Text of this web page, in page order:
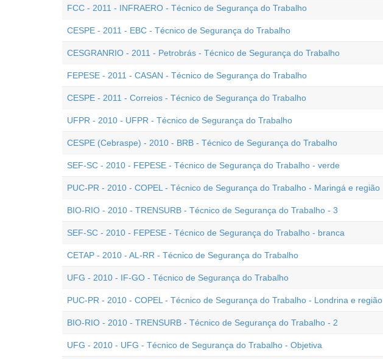
FCC - 2011 - INFRAERO - Técnico de Segurança do Trabalho
CESPE - 2011 - EBC - Técnico de Segurança do Trabalho
CESGRANRIO - 2011 - Petrobrás - Técnico de Segurança do Trabalho
FEPESE - 2011 - CASAN - Técnico de Segurança do Trabalho
CESPE - 2011 - Correios - Técnico de Segurança do Trabalho
UFPR - 2010 - UFPR - Técnico de Segurança do Trabalho
CESPE (Cebraspe) - 2010 - BRB - Técnico de Segurança do Trabalho
SEF-SC - 2010 - FEPESE - Técnico de Segurança do Trabalho - verde
PUC-PR - 2010 - COPEL - Técnico de Segurança do Trabalho - Maringá e região
BIO-RIO - 2010 - TRENSURB - Técnico de Segurança do Trabalho - 3
SEF-SC - 2010 - FEPESE - Técnico de Segurança do Trabalho - branca
CETAP - 2010 - AL-RR - Técnico de Segurança do Trabalho
UFG - 2010 - IF-GO - Técnico de Segurança do Trabalho
PUC-PR - 2010 - COPEL - Técnico de Segurança do Trabalho - Londrina e região
BIO-RIO - 2010 - TRENSURB - Técnico de Segurança do Trabalho - 2
UFG - 2010 - UFG - Técnico de Segurança do Trabalho - Objetiva